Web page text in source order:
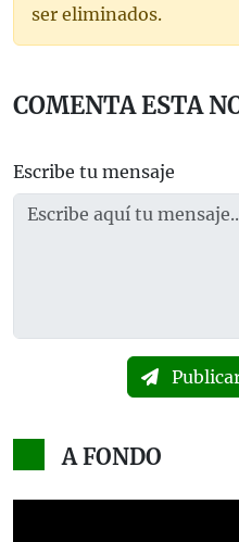
ser eliminados.
COMENTA ESTA
Escribe tu mensaje
A FONDO